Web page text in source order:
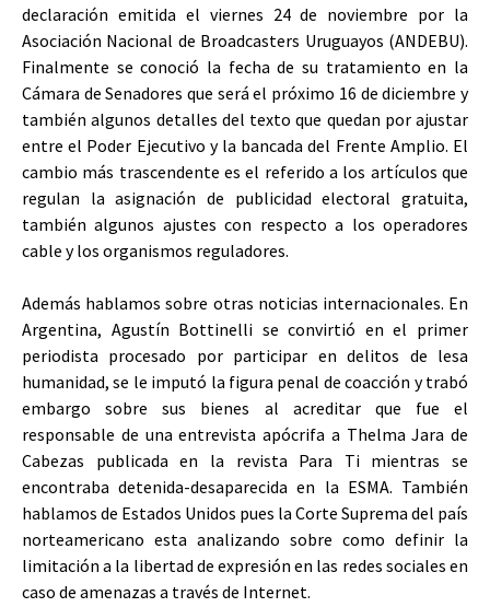
declaración emitida el viernes 24 de noviembre por la
Asociación Nacional de Broadcasters Uruguayos (ANDEBU).
Finalmente se conoció la fecha de su tratamiento en la
Cámara de Senadores que será el próximo 16 de diciembre y
también algunos detalles del texto que quedan por ajustar
entre el Poder Ejecutivo y la bancada del Frente Amplio. El
cambio más trascendente es el referido a los artículos que
regulan la asignación de publicidad electoral gratuita,
también algunos ajustes con respecto a los operadores
cable y los organismos reguladores.
Además hablamos sobre otras noticias internacionales. En
Argentina, Agustín Bottinelli se convirtió en el primer
periodista procesado por participar en delitos de lesa
humanidad, se le imputó la figura penal de coacción y trabó
embargo sobre sus bienes al acreditar que fue el
responsable de una entrevista apócrifa a Thelma Jara de
Cabezas publicada en la revista Para Ti mientras se
encontraba detenida-desaparecida en la ESMA. También
hablamos de Estados Unidos pues la Corte Suprema del país
norteamericano esta analizando sobre como definir la
limitación a la libertad de expresión en las redes sociales en
caso de amenazas a través de Internet.